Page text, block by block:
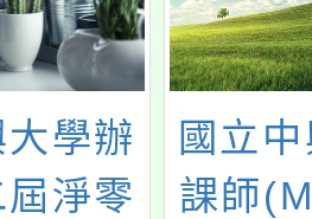
學辦
淨零
國立
課師